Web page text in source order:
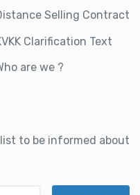
Selling Contract
Clarification Text
are we ?
to be informed about